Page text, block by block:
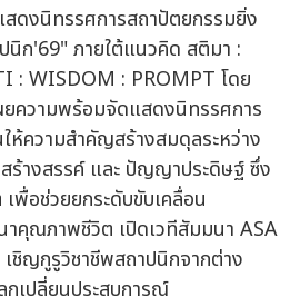
ดงนิทรรศการสถาปัตยกรรมยิ่ง
นิก'69" ภายใต้แนวคิด สติมา :
WISDOM : PROMPT โดย
ความพร้อมจัดแสดงนิทรรศการ
ห้ความสำคัญสร้างสมดุลระหว่าง
างสรรค์ และ ปัญญาประดิษฐ์ ซึ่ง
พื่อช่วยยกระดับขับเคลื่อน
คุณภาพชีวิต เปิดเวทีสัมมนา ASA
ญกูรูวิชาชีพสถาปนิกจากต่าง
กเปลี่ยนประสบการณ์